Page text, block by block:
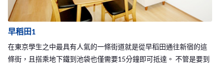
早稻田1
在東京學生之中最具有人氣的一條街道就是從早稻田通往新宿的這
條街，且搭乘地下鐵到池袋也僅需要15分鐘即可抵達。 不管是要到